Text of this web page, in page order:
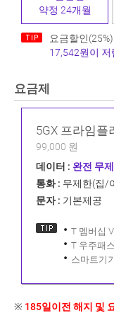
약정 24개월
요금할인
17,542원이 저
요금제
5GX 프라임플
99,000 원
데이터 : 완전 무
통화 : 무제한(집/
문자 : 기본제공
T 멤버십
T 우주패
스마트기
※ 185일이전 해지 및